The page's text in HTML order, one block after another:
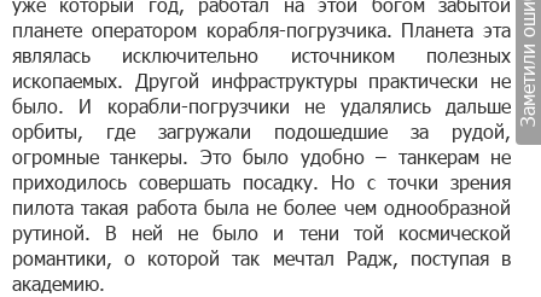
планете оператором корабля-погрузчика. Планета эта
являлась исключительно источником полезных
ископаемых. Другой инфраструктуры практически не
было. И корабли-погрузчики не удалялись дальше
орбиты, где загружали подошедшие за рудой,
огромные танкеры. Это было удобно – танкерам не
приходилось совершать посадку. Но с точки зрения
пилота такая работа была не более чем однообразной
рутиной. В ней не было и тени той космической
романтики, о которой так мечтал Радж, поступая в
академию.
Заметили ошибку?